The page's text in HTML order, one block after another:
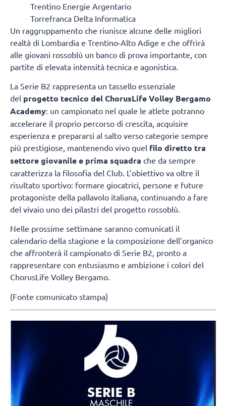
Trentino Energie Argentario
Torrefranca Delta Informatica
Un raggruppamento che riunisce alcune delle migliori
realtà di Lombardia e Trentino-Alto Adige e che offrirà
alle giovani rossoblù un banco di prova importante, con
partite di elevata intensità tecnica e agonistica.
La Serie B2 rappresenta un tassello essenziale
del progetto tecnico del ChorusLife Volley Bergamo
Academy: un campionato nel quale le atlete potranno
accelerare il proprio percorso di crescita, acquisire
esperienza e prepararsi al salto verso categorie sempre
più prestigiose, mantenendo vivo quel filo diretto tra
settore giovanile e prima squadra che da sempre
caratterizza la filosofia del Club. L’obiettivo va oltre il
risultato sportivo: formare giocatrici, persone e future
protagoniste della pallavolo italiana, continuando a fare
del vivaio uno dei pilastri del progetto rossoblù.
Nelle prossime settimane saranno comunicati il
calendario della stagione e la composizione dell’organico
che affronterà il campionato di Serie B2, pronto a
rappresentare con entusiasmo e ambizione i colori del
ChorusLife Volley Bergamo.
(Fonte comunicato stampa)